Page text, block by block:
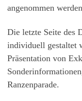
angenommen
Die letzte Seite des
individuell gestaltet
Präsentation von
Ranzenparade.